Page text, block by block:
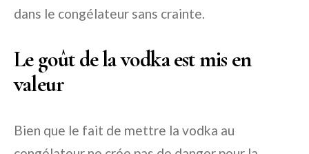
dans le congélateur sans crainte.
Le goût de la vodka est mis en
valeur
Bien que le fait de mettre la vodka au